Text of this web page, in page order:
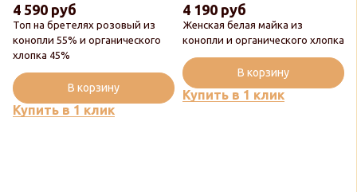
Топ на бретелях розовый из
конопли 55% и органического
хлопка 45%
4 590 руб
Купить в 1 клик
В корзину
Женская белая майка из
конопли и органического хлопка
4 190 руб
Купить в 1 клик
В корзину